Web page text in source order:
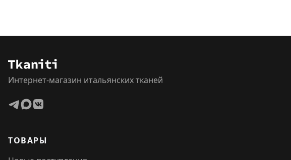
Интернет-магазин итальянских тканей
ТОВАРЫ